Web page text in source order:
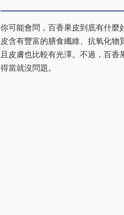
你可能會問，百香果皮到底有什麼
皮含有豐富的膳食纖維、抗氧化
且皮膚也比較有光澤。不過，百
得當就沒問題。